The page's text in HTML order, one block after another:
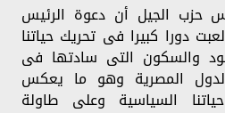
حزب الجيل أن دعوة الرئيس
دورا كبيرا فى تحريك حياتنا
والسكون التى سادتها فى
المصرية وهو ما يعكس
السياسية وعلى طاولة